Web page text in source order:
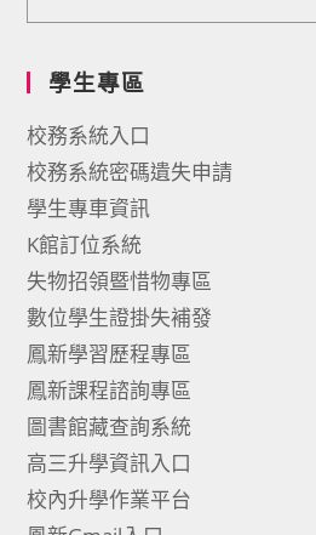
學生專區
校務系統入口
校務系統密碼遺失申請
學生專車資訊
K館訂位系統
失物招領暨惜物專區
數位學生證掛失補發
鳳新學習歷程專區
鳳新課程諮詢專區
圖書館藏查詢系統
高三升學資訊入口
校內升學作業平台